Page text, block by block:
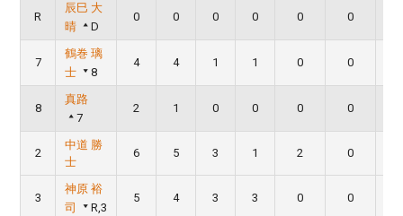
R
辰巳 大
晴
D
0 0 0 0 0 0
7
鶴巻 璃
士
8
4 4 1 1 0 0
8
真路
7
2 1 0 0 0 0
2
中道 勝
士
6 5 3 1 2 0
3
神原 裕
司
R,3
5 4 3 3 0 0